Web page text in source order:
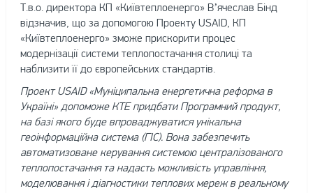
Т.в.о. директора КП «Київтеплоенерго» В’ячеслав Бінд
відзначив, що за допомогою Проекту USAID, КП
«Київтеплоенерго» зможе прискорити процес
модернізації системи теплопостачання столиці та
наблизити її до європейських стандартів.
Проект USAID «Муніципальна енергетична реформа в
Україні» допоможе КТЕ придбати Програмний продукт,
на базі якого буде впроваджуватися унікальна
геоінформаційна система (ГІС). Вона забезпечить
автоматизоване керування системою централізованого
теплопостачання та надасть можливість управління,
моделювання і діагностики теплових мереж в реальному